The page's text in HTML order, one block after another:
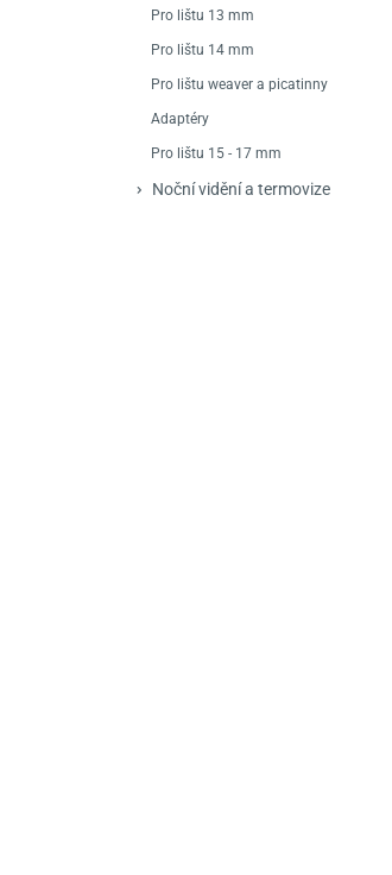
Mačety a sekery
Kuše
Pro lištu 13 mm
Pro lištu 14 mm
Pro lištu weaver a picatinny
Adaptéry
Pro lištu 15 - 17 mm
Noční vidění a termovize